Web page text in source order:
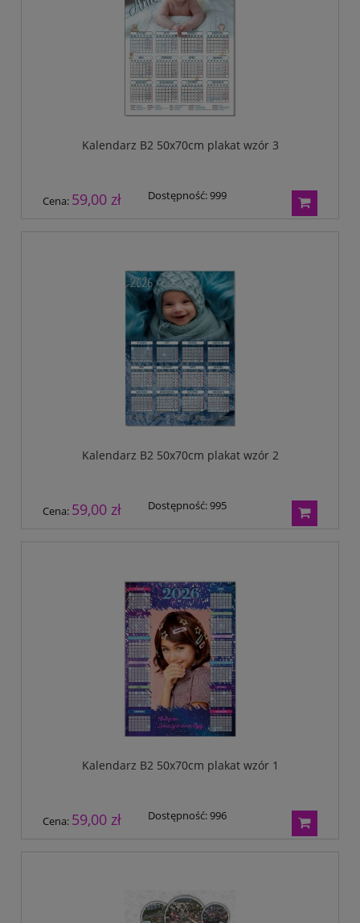
Kalendarz B2 50x70cm plakat wzór 3
Cena: 59,00 zł Dostępność:999
Kalendarz B2 50x70cm plakat wzór 2
Cena: 59,00 zł Dostępność:995
Kalendarz B2 50x70cm plakat wzór 1
Cena: 59,00 zł Dostępność:996